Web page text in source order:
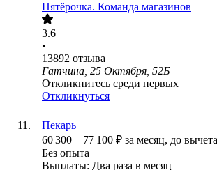
Пятёрочка. Команда магазинов
3.6
•
13892 отзыва
Гатчина, 25 Октября, 52Б
Откликнитесь среди первых
Откликнуться
Пекарь
60 300 – 77 100 ₽ за месяц, до
Без опыта
Выплаты: Два раза в месяц